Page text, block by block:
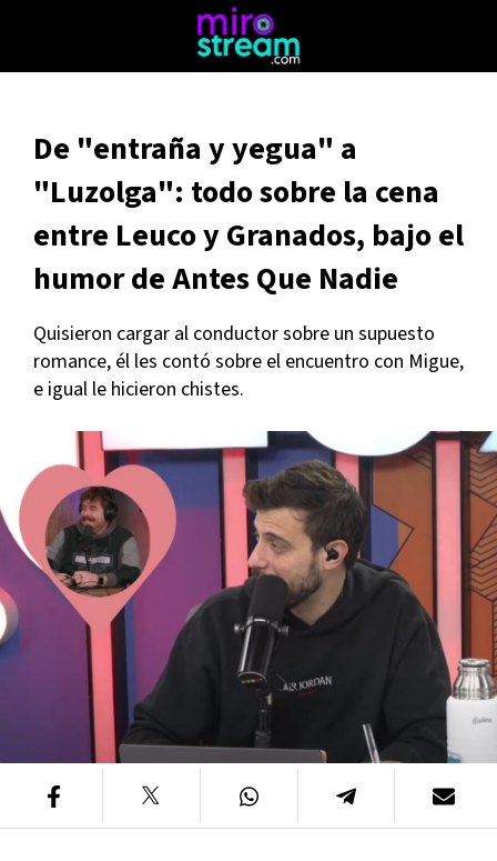
De "entraña y yegua" a
"Luzolga": todo sobre la cena
entre Leuco y Granados, bajo el
humor de Antes Que Nadie
Quisieron cargar al conductor sobre un supuesto
romance, él les contó sobre el encuentro con Migue,
e igual le hicieron chistes.